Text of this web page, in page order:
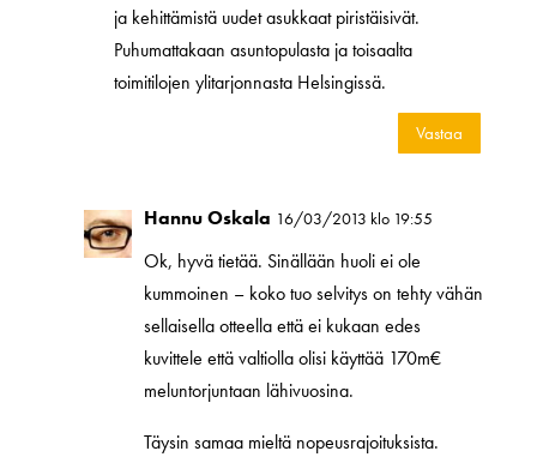
ja kehittämistä uudet asukkaat piristäisivät.
Puhumattakaan asuntopulasta ja toisaalta
toimitilojen ylitarjonnasta Helsingissä.
Vastaa
Hannu Oskala 16/03/2013 klo 19:55
Ok, hyvä tietää. Sinällään huoli ei ole
kummoinen – koko tuo selvitys on tehty vähän
sellaisella otteella että ei kukaan edes
kuvittele että valtiolla olisi käyttää 170m€
meluntorjuntaan lähivuosina.
Täysin samaa mieltä nopeusrajoituksista.